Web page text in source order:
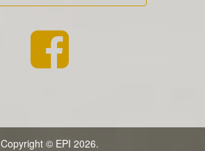
Copyright © EPI 2026.